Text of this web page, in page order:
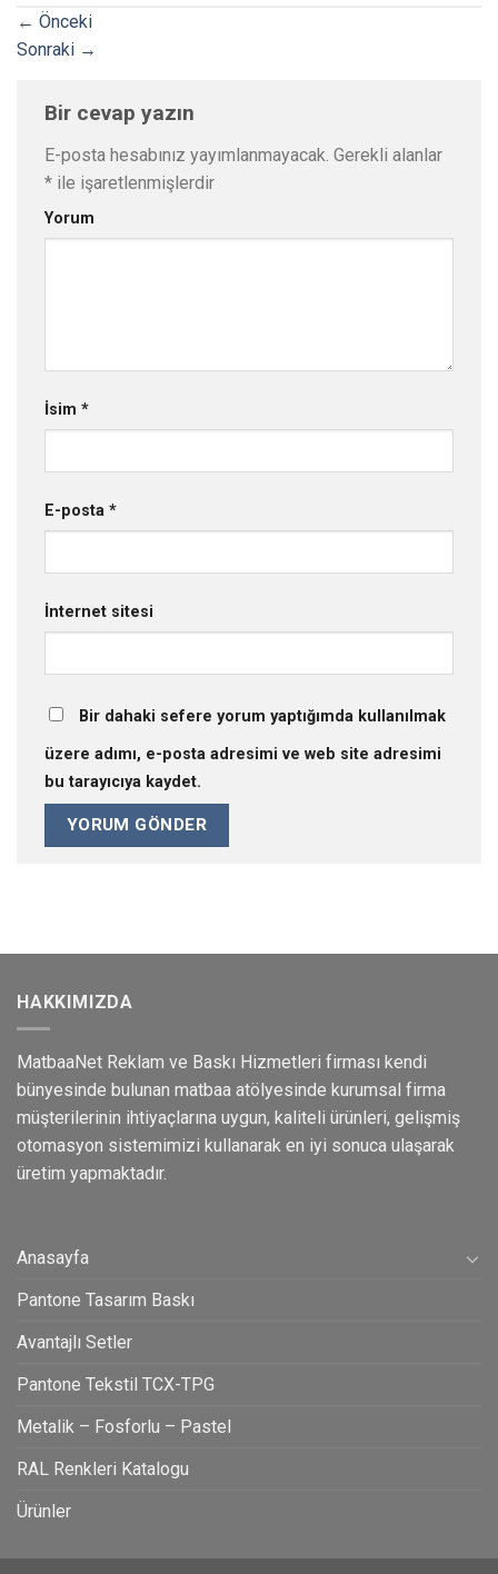
← Önceki
Sonraki →
Bir cevap yazın
E-posta hesabınız yayımlanmayacak. Gerekli alanlar
* ile işaretlenmişlerdir
Yorum
İsim *
E-posta *
İnternet sitesi
Bir dahaki sefere yorum yaptığımda kullanılmak
üzere adımı, e-posta adresimi ve web site adresimi
bu tarayıcıya kaydet.
HAKKIMIZDA
MatbaaNet Reklam ve Baskı Hizmetleri firması kendi
bünyesinde bulunan matbaa atölyesinde kurumsal firma
müşterilerinin ihtiyaçlarına uygun, kaliteli ürünleri, gelişmiş
otomasyon sistemimizi kullanarak en iyi sonuca ulaşarak
üretim yapmaktadır.
Anasayfa
Pantone Tasarım Baskı
Avantajlı Setler
Pantone Tekstil TCX-TPG
Metalik – Fosforlu – Pastel
RAL Renkleri Katalogu
Ürünler